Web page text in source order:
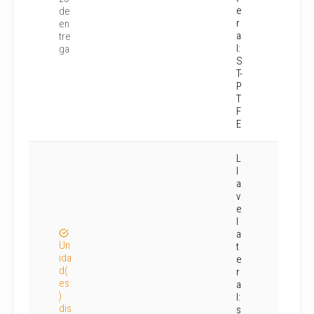
de
en
tre
ga
e
r
a
l:
S
T-
P
T
F
E
Un
ida
d(
es
)
dis
L
l
a
v
e
l
a
t
e
r
a
l:
s